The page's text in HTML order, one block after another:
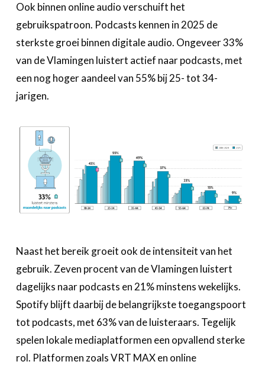
Ook binnen online audio verschuift het
gebruikspatroon. Podcasts kennen in 2025 de
sterkste groei binnen digitale audio. Ongeveer 33%
van de Vlamingen luistert actief naar podcasts, met
een nog hoger aandeel van 55% bij 25- tot 34-
jarigen.
Naast het bereik groeit ook de intensiteit van het
gebruik. Zeven procent van de Vlamingen luistert
dagelijks naar podcasts en 21% minstens wekelijks.
Spotify blijft daarbij de belangrijkste toegangspoort
tot podcasts, met 63% van de luisteraars. Tegelijk
spelen lokale mediaplatformen een opvallend sterke
rol. Platformen zoals VRT MAX en online